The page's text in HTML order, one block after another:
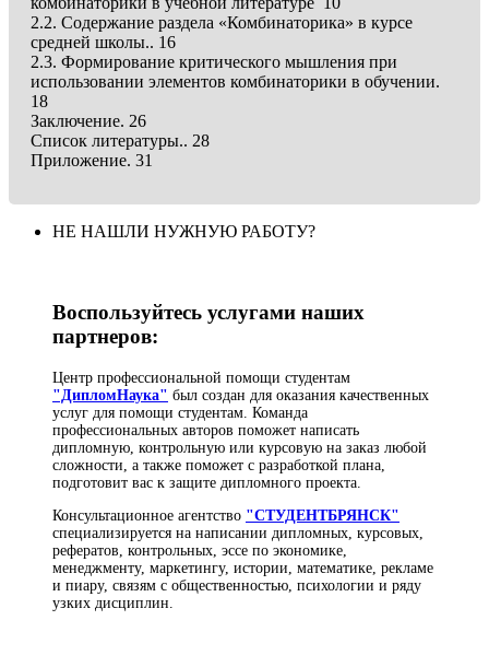
2.2. Содержание раздела «Комбинаторика» в курсе
средней школы.. 16
2.3. Формирование критического мышления при
использовании элементов комбинаторики в обучении.
18
Заключение. 26
Список литературы.. 28
Приложение. 31
НЕ НАШЛИ НУЖНУЮ РАБОТУ?
Воспользуйтесь услугами наших
партнеров:
Центр профессиональной помощи студентам
"ДипломНаука" был создан для оказания качественных
услуг для помощи студентам. Команда
профессиональных авторов поможет написать
дипломную, контрольную или курсовую на заказ любой
сложности, а также поможет с разработкой плана,
подготовит вас к защите дипломного проекта.
Консультационное агентство "СТУДЕНТБРЯНСК"
специализируется на написании дипломных, курсовых,
рефератов, контрольных, эссе по экономике,
менеджменту, маркетингу, истории, математике, рекламе
и пиару, связям с общественностью, психологии и ряду
узких дисциплин.